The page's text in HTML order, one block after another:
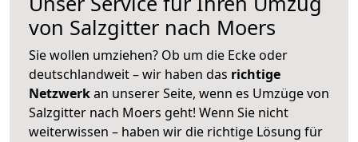
von Salzgitter nach Moers
Sie wollen umziehen? Ob um die Ecke oder
deutschlandweit – wir haben das richtige
Netzwerkan unserer Seite, wenn es Umzüge von
Salzgitter nach Moers geht! Wenn Sie nicht
weiterwissen – haben wir die richtige Lösung für